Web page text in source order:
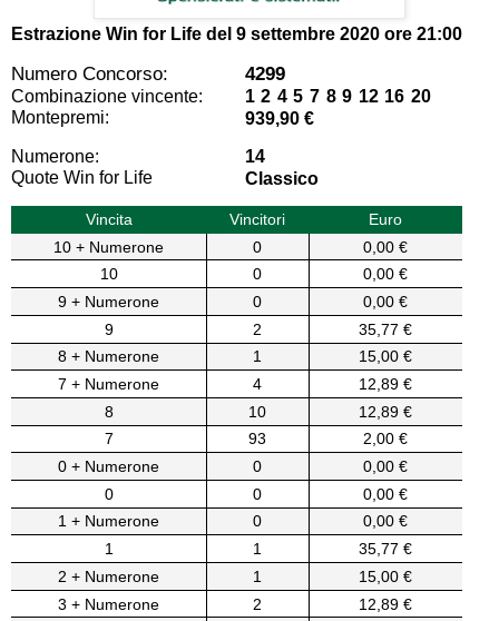
Estrazione Win for Life del 9 settembre 2020 ore 21:00
Numero Concorso: 4299
Combinazione vincente:
1 2 4 5 7 8 9 12 16 20
Montepremi:
939,90 €
Numerone:
14
Quote Win for Life
Classico
Vincita Vincitori
Euro
10 + Numerone
0
0,00 €
10
0
0,00 €
9 + Numerone
0
0,00 €
9
2
35,77 €
8 + Numerone
1
15,00 €
7 + Numerone
4
12,89 €
8
10
12,89 €
7
93
2,00 €
0 + Numerone
0
0,00 €
0
0
0,00 €
1 + Numerone
0
0,00 €
1
1
35,77 €
2 + Numerone
1
15,00 €
3 + Numerone
2
12,89 €